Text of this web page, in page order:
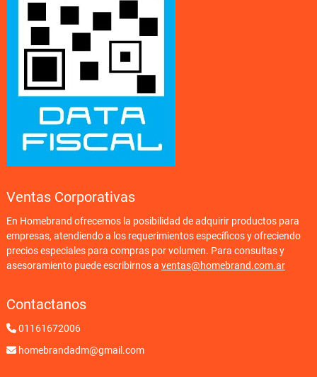
Ventas Corporativas
En Homebrand ofrecemos la posibilidad de adquirir productos para
empresas, atendiendo a los requerimientos específicos y ofreciendo
precios especiales para compras por volumen. Para consultas y
asesoramiento puede escribirnos a ventas@homebrand.com.ar
Contactanos
01161672006
homebrandadm@gmail.com